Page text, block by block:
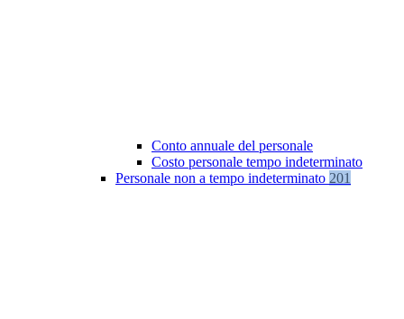
Conto annuale del personale
Costo personale tempo indeterminato
Personale non a tempo indeterminato 201